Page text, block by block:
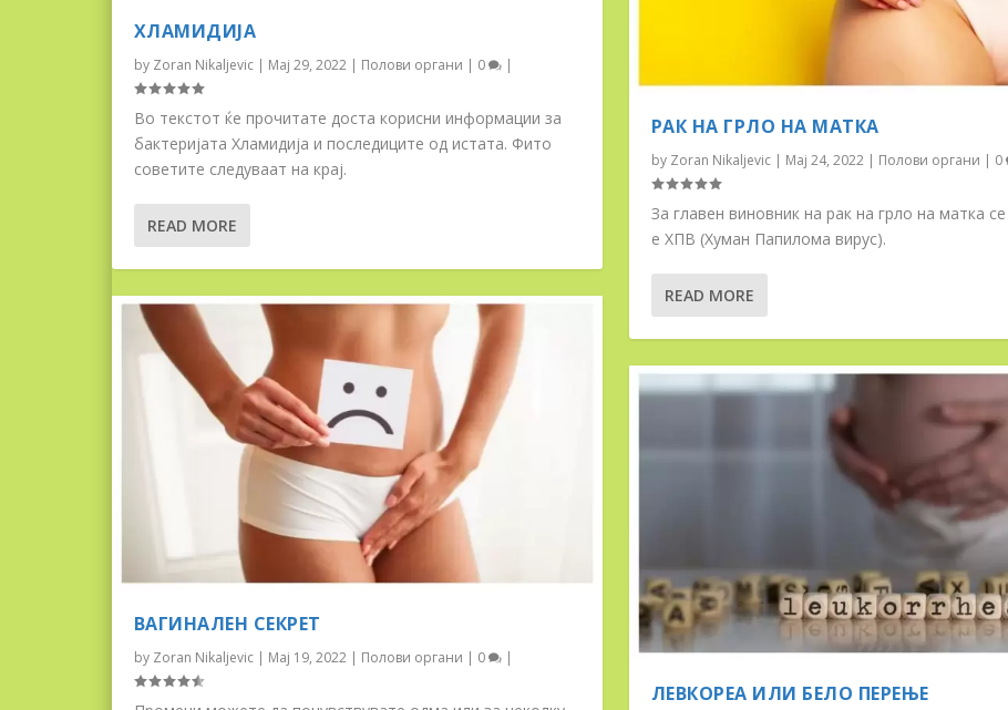
ХЛАМИДИЈА
by Zoran Nikaljevic| Мај 29, 2022| Полови органи | 0 |
Во текстот ќе прочитате доста корисни информации за
бактеријата Хламидија и последиците од истата. Фито
советите следуваат на крај.
READ MORE
ВАГИНАЛЕН СЕКРЕТ
by Zoran Nikaljevic| Мај 19, 2022| Полови органи | 0 |
РАК НА ГРЛО НА МАТКА
by Zoran Nikaljevic| Мај 24, 2022| Полови органи | 0
За главен виновник на рак на грло на матка
е ХПВ (Хуман Папилома вирус).
READ MORE
ЛЕВКОРЕА ИЛИ БЕЛО ПЕРЕЊЕ